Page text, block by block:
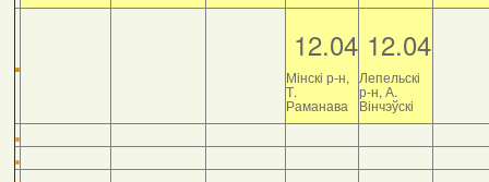
12.04
Мінскі р-н,
Т.
Раманава
12.04
Лепельскі
р-н, А.
Вінчэўскі